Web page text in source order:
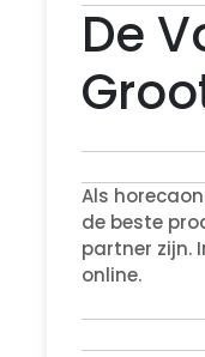
De
Als
de beste
partner zijn.
online.